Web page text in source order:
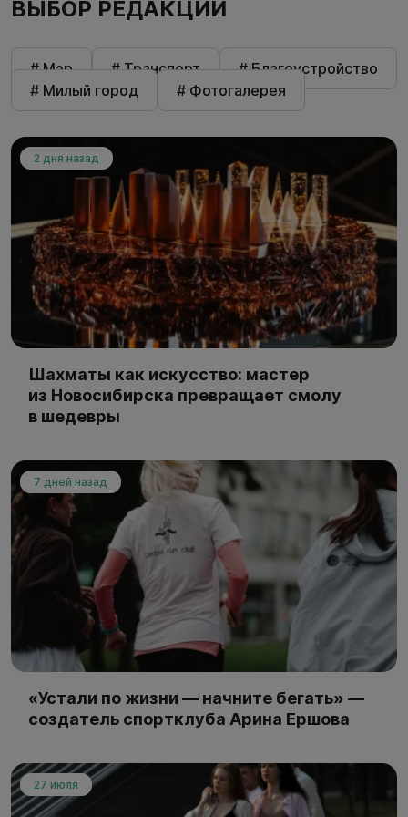
ВЫБОР РЕДАКЦИИ
# Мэр # Транспорт
# Благоустройство
# Милый город
# Фотогалерея
2 дня назад
Шахматы как искусство: мастер
из Новосибирска превращает смолу
в шедевры
7 дней назад
«Устали по жизни — начните бегать» —
создатель спортклуба Арина Ершова
27 июля